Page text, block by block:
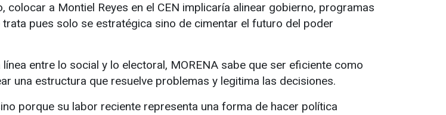
a Montiel Reyes en el CEN implicaría alinear gobierno, programas
pues solo se estratégica sino de cimentar el futuro del poder
entre lo social y lo electoral, MORENA sabe que ser eficiente como
una estructura que resuelve problemas y legitima las decisiones.
porque su labor reciente representa una forma de hacer política